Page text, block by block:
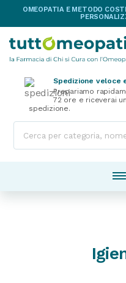
OMEOPATIA E METODO
Spedizione veloce
Prepariamo
72 ore e riceverai
spedizione.